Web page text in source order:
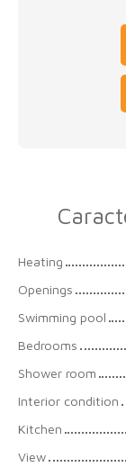
Heating
Openings
Swimming pool
Bedrooms
Shower room
Interior condition
Kitchen
View